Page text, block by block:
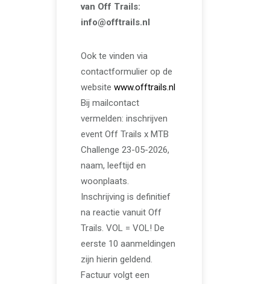
van Off Trails:
info@offtrails.nl
Ook te vinden via
contactformulier op de
website www.offtrails.nl
Bij mailcontact
vermelden: inschrijven
event Off Trails x MTB
Challenge 23-05-2026,
naam, leeftijd en
woonplaats.
Inschrijving is definitief
na reactie vanuit Off
Trails. VOL = VOL! De
eerste 10 aanmeldingen
zijn hierin geldend.
Factuur volgt een